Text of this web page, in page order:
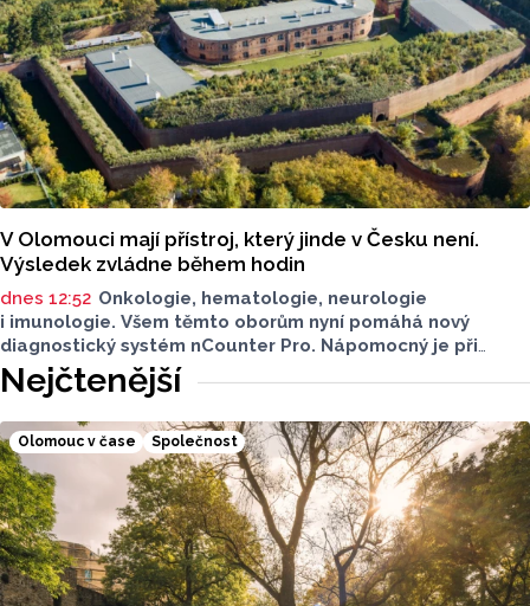
V Olomouci mají přístroj, který jinde v Česku není.
Výsledek zvládne během hodin
dnes 12:52 Onkologie, hematologie, neurologie
i imunologie. Všem těmto oborům nyní pomáhá nový
diagnostický systém nCounter Pro. Nápomocný je při
správném určení příčin obtíží i v přesném a včasném
nasazení účinné léčby.
Nejčtenější
Olomouc v čase Společnost